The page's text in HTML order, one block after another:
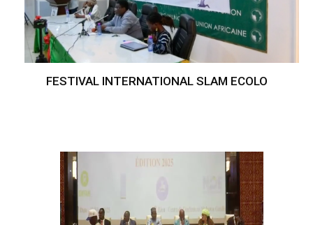
FESTIVAL INTERNATIONAL SLAM ECOLO